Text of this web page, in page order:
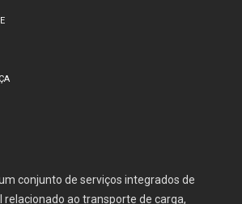
conjunto de serviços integrados de
relacionado ao transporte de carga,